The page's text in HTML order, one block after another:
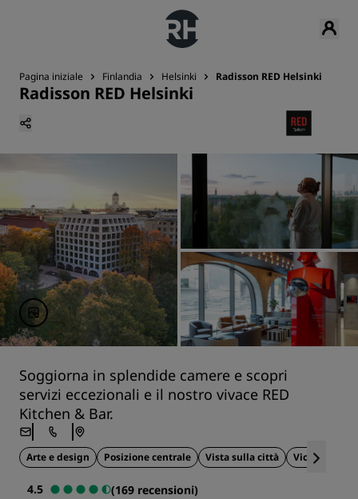
Pagina iniziale Finlandia Helsinki Radisson RED Helsinki
Radisson RED Helsinki
Soggiorna in splendide camere e scopri
servizi eccezionali e il nostro vivace RED
Kitchen & Bar.
Arte e design Posizione centrale Vista sulla città Vicino alle
4.5
(169 recensioni)